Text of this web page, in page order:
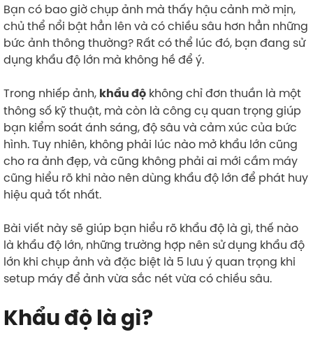
Bạn có bao giờ chụp ảnh mà thấy hậu cảnh mờ mịn,
chủ thể nổi bật hẳn lên và có chiều sâu hơn hẳn những
bức ảnh thông thường? Rất có thể lúc đó, bạn đang sử
dụng khẩu độ lớn mà không hề để ý.
Trong nhiếp ảnh, khẩu độ không chỉ đơn thuần là một
thông số kỹ thuật, mà còn là công cụ quan trọng giúp
bạn kiểm soát ánh sáng, độ sâu và cảm xúc của bức
hình. Tuy nhiên, không phải lúc nào mở khẩu lớn cũng
cho ra ảnh đẹp, và cũng không phải ai mới cầm máy
cũng hiểu rõ khi nào nên dùng khẩu độ lớn để phát huy
hiệu quả tốt nhất.
Bài viết này sẽ giúp bạn hiểu rõ khẩu độ là gì, thế nào
là khẩu độ lớn, những trường hợp nên sử dụng khẩu độ
lớn khi chụp ảnh và đặc biệt là 5 lưu ý quan trọng khi
setup máy để ảnh vừa sắc nét vừa có chiều sâu.
Khẩu độ là gì?